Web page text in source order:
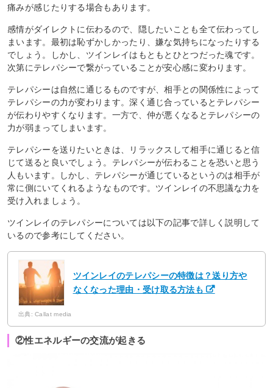
痛みが感じたりする場合もあります。
感情がダイレクトに伝わるので、隠したいことも全て伝わってし
まいます。最初は恥ずかしかったり、嫌な気持ちになったりする
でしょう。しかし、ツインレイはもともとひとつだった魂です。
次第にテレパシーで繋がっていることが安心感に変わります。
テレパシーは自然に通じるものですが、相手との関係性によって
テレパシーの力が変わります。深く通じ合っているとテレパシー
が伝わりやすくなります。一方で、仲が悪くなるとテレパシーの
力が弱まってしまいます。
テレパシーを送りたいときは、リラックスして相手に通じると信
じて送ると良いでしょう。テレパシーが伝わることを恐いと思う
人もいます。しかし、テレパシーが通じているというのは相手が
常に側にいてくれるようなものです。ツインレイの不思議な力を
受け入れましょう。
ツインレイのテレパシーについては以下の記事で詳しく説明して
いるので参考にしてください。
ツインレイのテレパシーの特徴は？送り方や
なくなった理由・受け取る方法も
出典: Callat media
②性エネルギーの交流が起きる